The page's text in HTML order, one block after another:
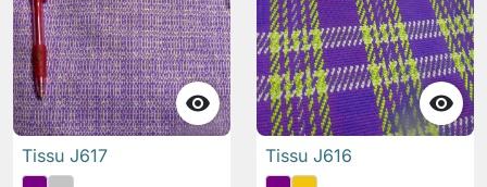

Tissu J617

Tissu J616